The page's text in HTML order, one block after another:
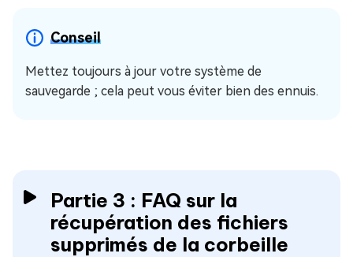
Conseil
Mettez toujours à jour votre système de
sauvegarde ; cela peut vous éviter bien des ennuis.
Partie 3 : FAQ sur la
récupération des fichiers
supprimés de la corbeille